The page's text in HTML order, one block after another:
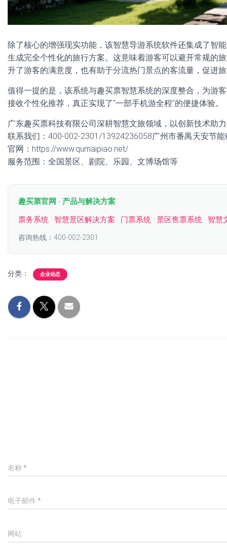
除了核心的增强现实功能，该智慧导游系统软件还集成了智
生成完全个性化的旅行方案。这意味着游客可以避开常规的
升了游客的满意度，也有助于分流热门景点的客流量，促进
值得一提的是，该系统与趣买票智慧系统的深度整合，为游
接收个性化推荐，真正实现了“一部手机游全程”的便捷体验。
广东趣买票科技有限公司深耕智慧文旅领域，以创新技术助
联系我们：400-002-2301/13924236058广州市番禺天安节
官网：https://www.qumaipiao.net/
服务范围：全国景区、剧院、乐园、文博场馆等
趣买票官网 · 产品与解决方案
票务系统 · 智慧景区解决方案 · 门票系统 · 景区售票系统 · 智慧
咨询热线：400-002-2301
分类： 企业动态
名称*
电子邮件 *
网站